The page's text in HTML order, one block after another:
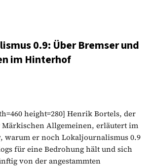
0.9: Über Bremser und
im Hinterhof
height=280] Henrik Bortels, der
Allgemeinen, erläutert im
warum er noch Lokaljournalismus 0.9
für eine Bedrohung hält und sich
von der angestammten